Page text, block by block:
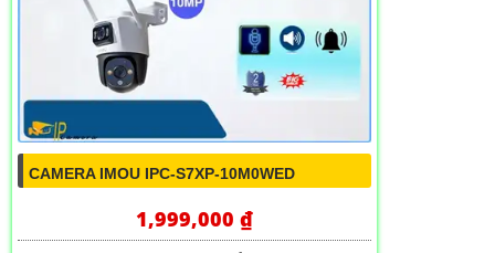
CAMERA IMOU IPC-S7XP-10M0WED
1,999,000 ₫